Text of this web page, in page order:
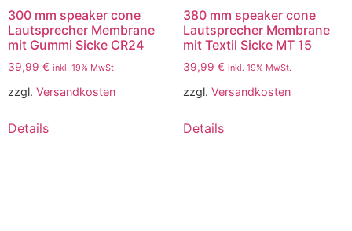
300 mm speaker cone
Lautsprecher Membrane
mit Gummi Sicke CR24
39,99 € inkl. 19% MwSt.
zzgl. Versandkosten
Details
380 mm speaker cone
Lautsprecher Membrane
mit Textil Sicke MT 15
39,99 € inkl. 19% MwSt.
zzgl. Versandkosten
Details